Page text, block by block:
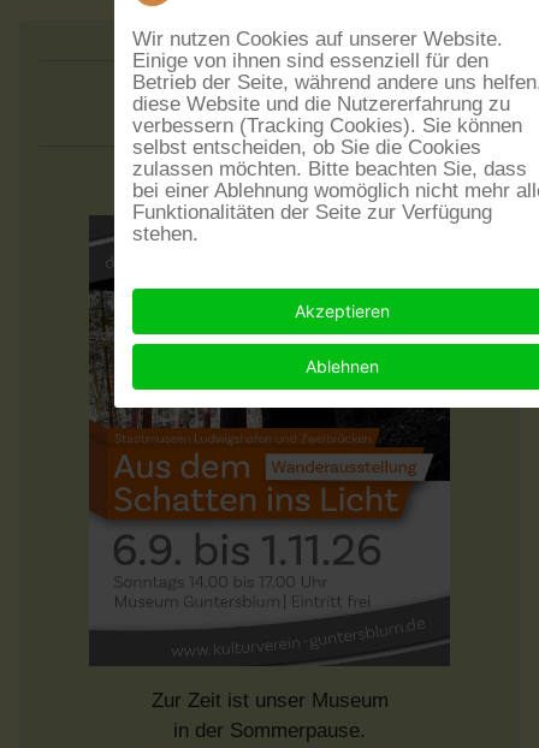
Augen:blick
Zur Zeit ist unser Museum
in der Sommerpause.
Wir nutzen Cookies auf unserer Website.
Einige von ihnen sind essenziell für den
Betrieb der Seite, während andere uns
diese Website und die Nutzererfahrung zu
verbessern (Tracking Cookies). Sie können
selbst entscheiden, ob Sie die Cookies
zulassen möchten. Bitte beachten Sie, dass
bei einer Ablehnung womöglich nicht mehr
Funktionalitäten der Seite zur Verfügung
stehen.
Akzeptieren
Ablehnen